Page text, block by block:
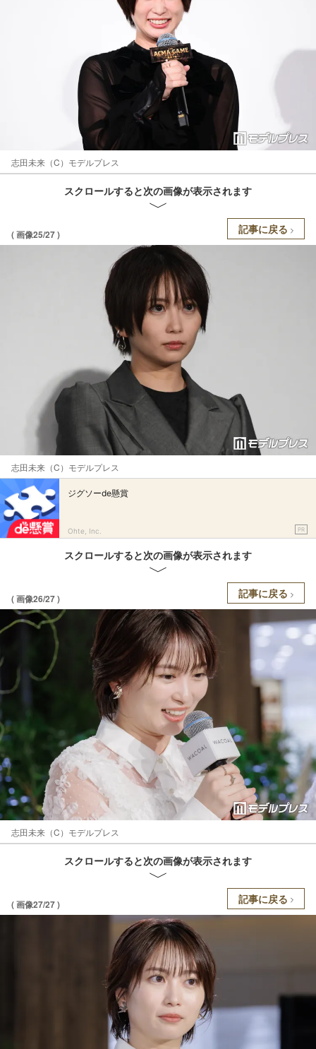
志田未来（C）モデルプレス
スクロールすると次の画像が表示されます
( 画像25/27 ) 記事に戻る
志田未来（C）モデルプレス
ジグソーde懸賞
Ohte, Inc. PR
スクロールすると次の画像が表示されます
( 画像26/27 ) 記事に戻る
志田未来（C）モデルプレス
スクロールすると次の画像が表示されます
( 画像27/27 ) 記事に戻る